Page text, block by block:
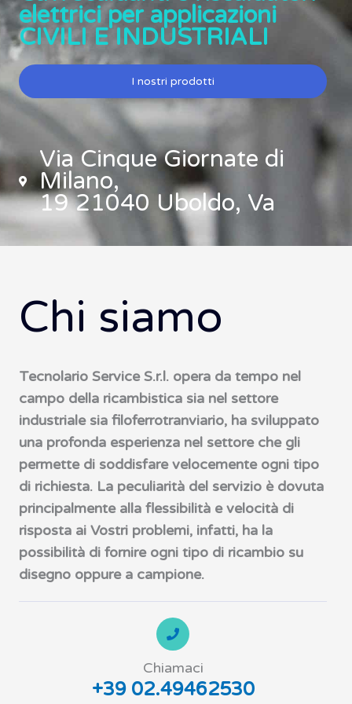
elettrici per applicazioni
CIVILI E INDUSTRIALI
I nostri prodotti
Via Cinque Giornate di
Milano,
19 21040 Uboldo, Va
Chi siamo
Tecnolario Service S.r.l. opera da tempo nel
campo della ricambistica sia nel settore
industriale sia filoferrotranviario, ha sviluppato
una profonda esperienza nel settore che gli
permette di soddisfare velocemente ogni tipo
di richiesta. La peculiarità del servizio è dovuta
principalmente alla flessibilità e velocità di
risposta ai Vostri problemi, infatti, ha la
possibilità di fornire ogni tipo di ricambio su
disegno oppure a campione.
Chiamaci
+39 02.49462530